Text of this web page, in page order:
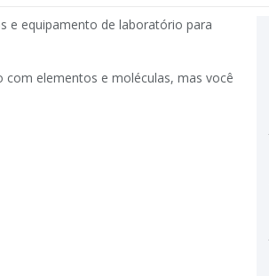
e equipamento de laboratório para
com elementos e moléculas, mas você